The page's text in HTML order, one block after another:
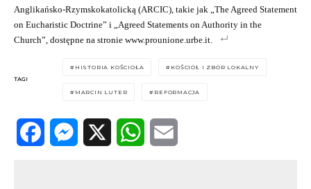
Anglikańsko-Rzymskokatolicką (ARCIC), takie jak „The Agreed Statement
on Eucharistic Doctrine” i „Agreed Statements on Authority in the
Church”, dostępne na stronie www.prounione.urbe.it.
TAGI
HISTORIA KOŚCIOŁA KOŚCIÓŁ I ZBÓR LOKALNY
MARCIN LUTER REFORMACJA